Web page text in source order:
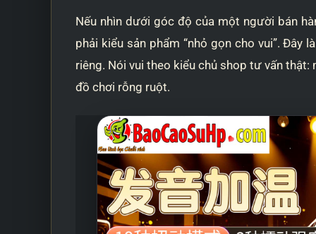
Nếu nhìn dưới góc độ của một người bán
phải kiểu sản phẩm “nhỏ gọn cho vui”.
riêng. Nói vui theo kiểu chủ shop tư vấn thật:
đồ chơi rỗng ruột.